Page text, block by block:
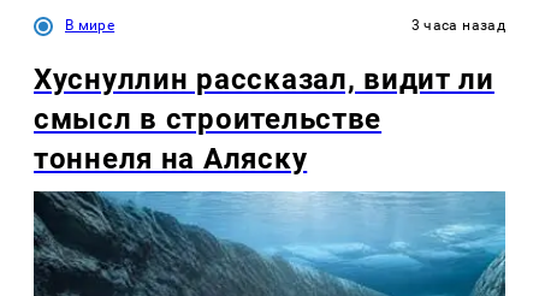
В мире 3 часа назад
Хуснуллин рассказал, видит ли
смысл в строительстве
тоннеля на Аляску